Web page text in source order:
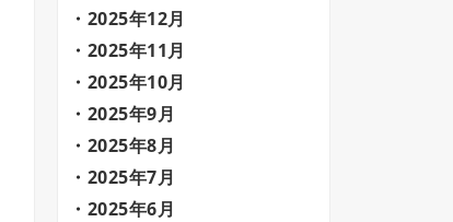
2025年12月
2025年11月
2025年10月
2025年9月
2025年8月
2025年7月
2025年6月